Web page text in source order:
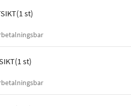
(1 st)
(1 st)